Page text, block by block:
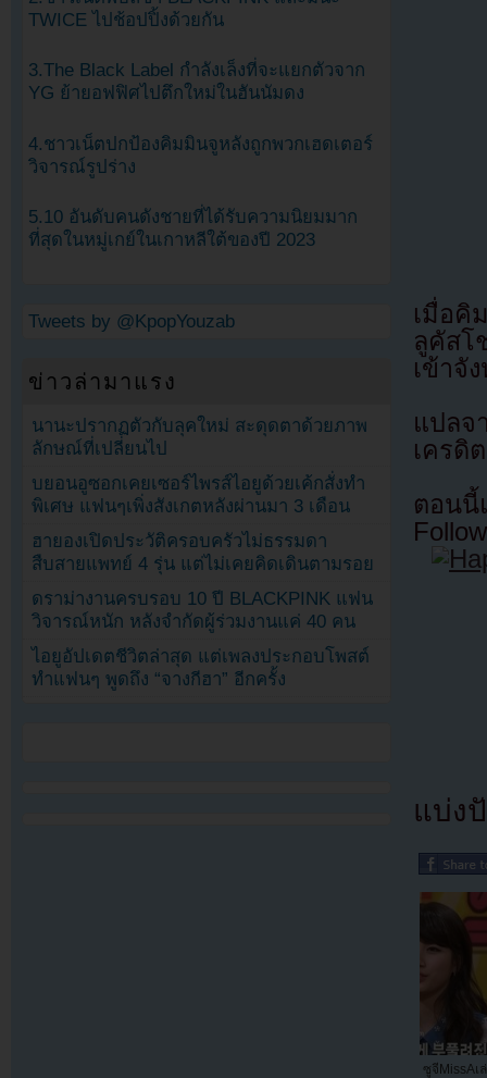
เมื่อ
ลูคัสโ
เข้าจั
แปล
เครดิ
ตอนนี้
แบ่ง
ซูจีMissAเ
TWICE ไปช้อปปิ้งด้วยกัน
3.The Black Label กำลังเล็งที่จะแยกตัวจาก
YG ย้ายอฟฟิศไปตึกใหม่ในฮันนัมดง
4.ชาวเน็ตปกป้องคิมมินจูหลังถูกพวกเฮดเตอร์
วิจารณ์รูปร่าง
5.10 อันดับคนดังชายที่ได้รับความนิยมมาก
ที่สุดในหมู่เกย์ในเกาหลีใต้ของปี 2023
Tweets by @KpopYouzab
ข่าวล่ามาแรง
นานะปรากฏตัวกับลุคใหม่ สะดุดตาด้วยภาพ
ลักษณ์ที่เปลี่ยนไป
บยอนอูซอกเคยเซอร์ไพรส์ไอยูด้วยเค้กสั่งทำ
พิเศษ แฟนๆเพิ่งสังเกตหลังผ่านมา 3 เดือน
ฮายองเปิดประวัติครอบครัวไม่ธรรมดา
สืบสายแพทย์ 4 รุ่น แต่ไม่เคยคิดเดินตามรอย
ดราม่างานครบรอบ 10 ปี BLACKPINK แฟน
วิจารณ์หนัก หลังจำกัดผู้ร่วมงานแค่ 40 คน
ไอยูอัปเดตชีวิตล่าสุด แต่เพลงประกอบโพสต์
ทำแฟนๆ พูดถึง “จางกีฮา” อีกครั้ง